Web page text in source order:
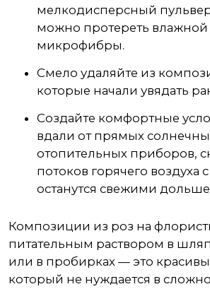
мелкодисперсный
можно протереть влажной
микрофибры.
Смело удаляйте из
которые начали увядать
Создайте комфортные
вдали от прямых
отопительных приборов,
потоков горячего воздуха
останутся свежими
Композиции из роз на
питательным раствором в
или в пробирках — это
который не нуждается в